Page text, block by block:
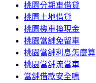
桃園分期車借貸
桃園土地借貸
桃園機車換現金
桃園當舖免留車
桃園當舖利息怎麼算
桃園當舖流當車
當舖借款安全嗎